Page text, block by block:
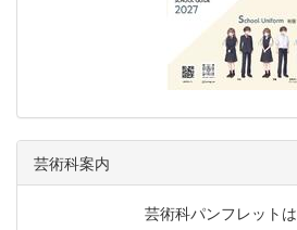
芸術科案内
芸術科パンフレットは